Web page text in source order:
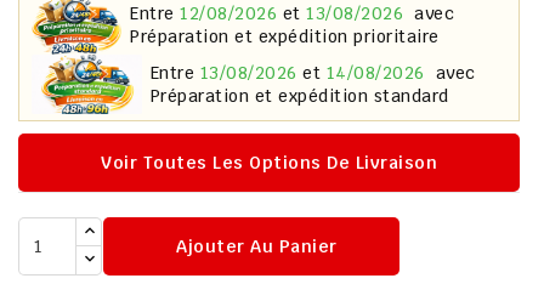
entre 12/08/2026 et13/08/2026 avec
Préparation et expédition prioritaire
entre 13/08/2026 et 14/08/2026
avec
Préparation et expédition standard
Voir Toutes Les Options De Livraison
Ajouter Au Panier